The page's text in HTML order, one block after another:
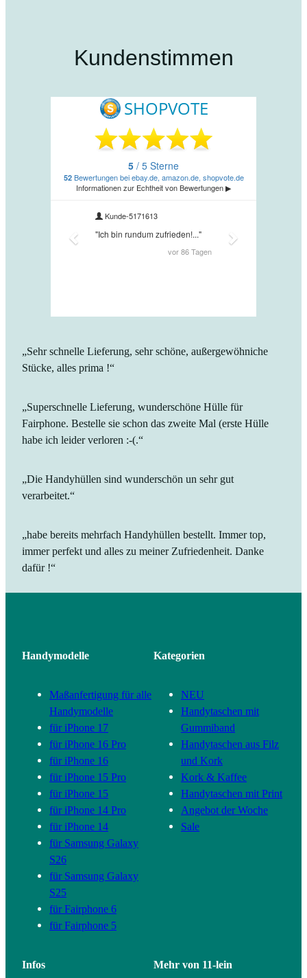
Kundenstimmen
„Sehr schnelle Lieferung, sehr schöne, außergewöhniche
Stücke, alles prima !“
„Superschnelle Lieferung, wunderschöne Hülle für
Fairphone. Bestelle sie schon das zweite Mal (erste Hülle
habe ich leider verloren :-(.“
„Die Handyhüllen sind wunderschön un sehr gut
verarbeitet.“
„habe bereits mehrfach Handyhüllen bestellt. Immer top,
immer perfekt und alles zu meiner Zufriedenheit. Danke
dafür !“
Handymodelle
Maßanfertigung für alle
Handymodelle
für iPhone 17
für iPhone 16 Pro
für iPhone 16
für iPhone 15 Pro
für iPhone 15
für iPhone 14 Pro
für iPhone 14
für Samsung Galaxy
S26
für Samsung Galaxy
S25
für Fairphone 6
für Fairphone 5
Kategorien
NEU
Handytaschen mit
Gummiband
Handytaschen aus Filz
und Kork
Kork & Kaffee
Handytaschen mit Print
Angebot der Woche
Sale
Infos Mehr von 11-lein